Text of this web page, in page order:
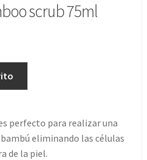
scrub 75ml
perfecto para realizar una
eliminando las células
de la piel.